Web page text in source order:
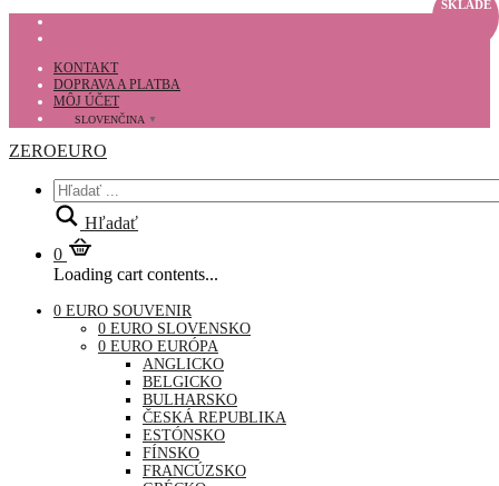
KONTAKT
DOPRAVA A PLATBA
MÔJ ÚČET
SLOVENČINA ▼
ZEROEURO
Hľadať
0
Loading cart contents...
0 EURO SOUVENIR
0 EURO SLOVENSKO
0 EURO EURÓPA
ANGLICKO
BELGICKO
BULHARSKO
ČESKÁ REPUBLIKA
ESTÓNSKO
FÍNSKO
FRANCÚZSKO
SKLADE